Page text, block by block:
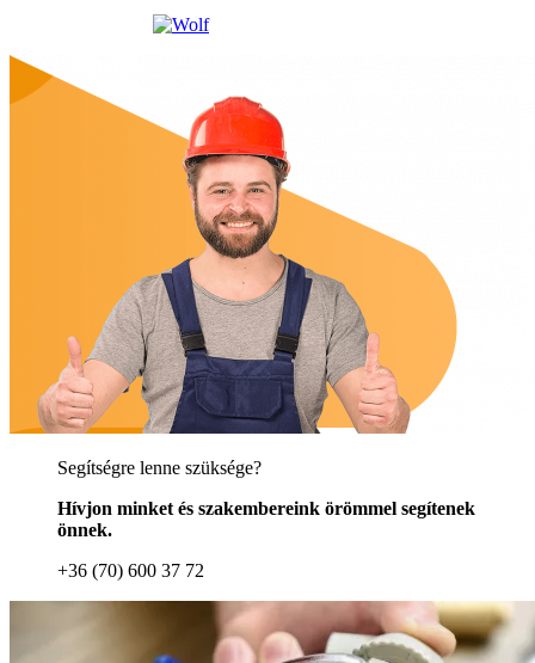
Segítségre lenne szüksége?
Hívjon minket és szakembereink örömmel segítenek
önnek.
+36 (70) 600 37 72